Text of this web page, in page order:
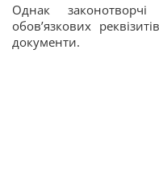
Однак
обов’язкових
документи.